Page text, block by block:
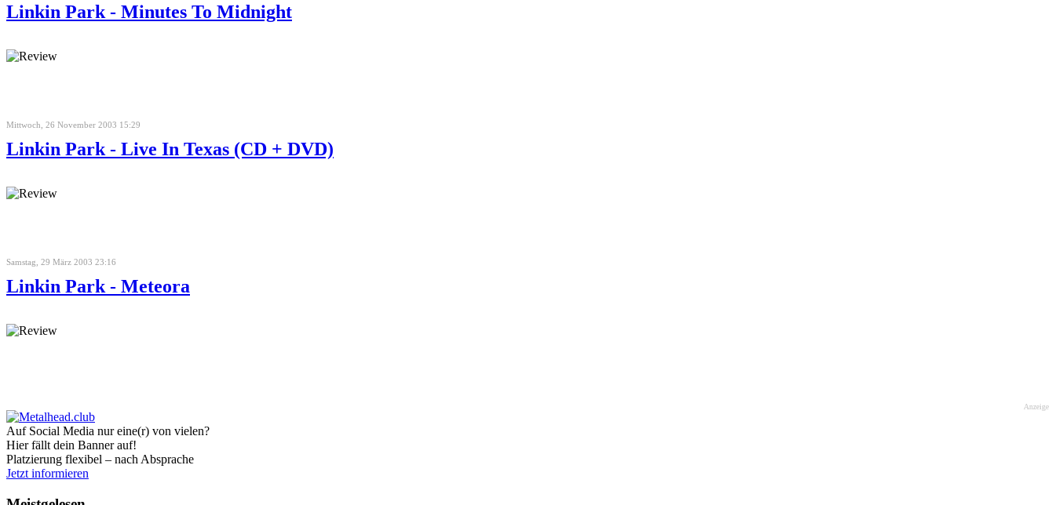
Linkin Park - Minutes To Midnight
Mittwoch, 26 November 2003 15:29
Linkin Park - Live In Texas (CD + DVD)
Samstag, 29 März 2003 23:16
Linkin Park - Meteora
Anzeige
Auf Social Media nur eine(r) von vielen?
Hier fällt dein Banner auf!
Platzierung flexibel – nach Absprache
Jetzt informieren